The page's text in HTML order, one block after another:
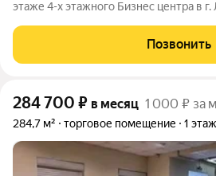
этаже 4-х этажного Бизнес центра в
площадь 500 м2;- высота потолков
все
Позвонить
284 700 ₽ в месяц 1 000 ₽ за
284,7 м² торговое помещение 1